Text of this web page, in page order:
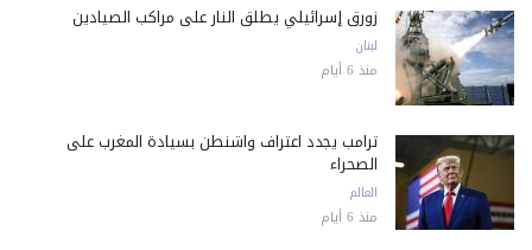
زورق إسرائيلي يطلق النار على مراكب الصيادين
لبنان
منذ 6 أيام
ترامب يجدد اعتراف واشنطن بسيادة المغرب على
الصحراء
العالم
منذ 6 أيام